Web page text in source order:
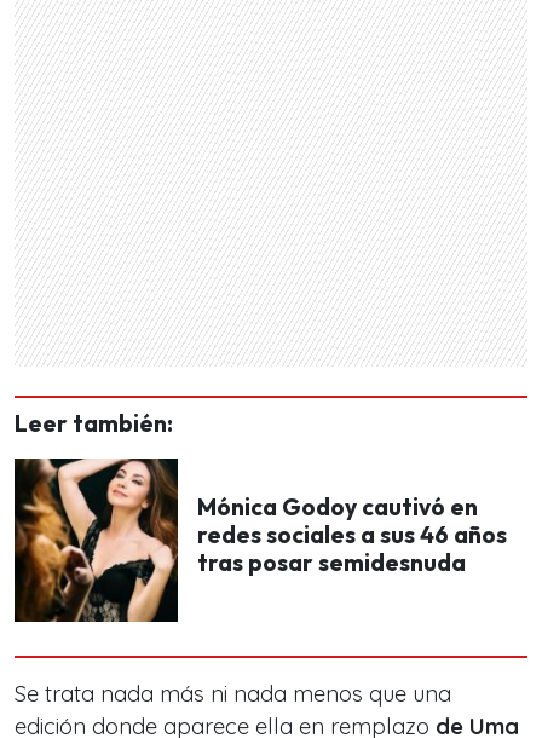
Leer también:
Mónica Godoy cautivó en
redes sociales a sus 46 años
tras posar semidesnuda
Se trata nada más ni nada menos que una
edición donde aparece ella en remplazo de Uma